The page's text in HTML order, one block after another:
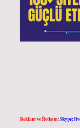
Reklam ve İletişim:Skype: